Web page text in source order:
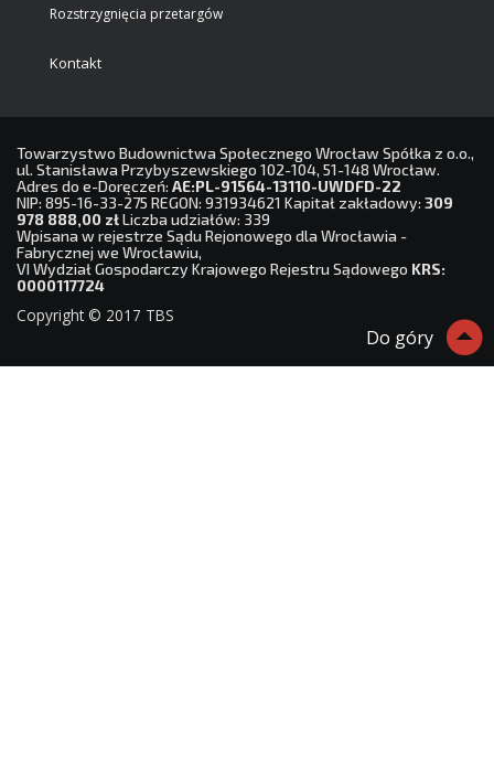
Rozstrzygnięcia przetargów
Kontakt
Towarzystwo Budownictwa Społecznego Wrocław Spółka z o.o.,
ul. Stanisława Przybyszewskiego 102-104, 51-148 Wrocław.
Adres do e-Doręczeń: AE:PL-91564-13110-UWDFD-22
NIP: 895-16-33-275 REGON: 931934621 Kapitał zakładowy: 309
978 888,00 złLiczba udziałów: 339
Wpisana w rejestrze Sądu Rejonowego dla Wrocławia -
Fabrycznej we Wrocławiu,
VI Wydział Gospodarczy Krajowego Rejestru Sądowego KRS:
0000117724
Copyright © 2017 TBS
Do góry